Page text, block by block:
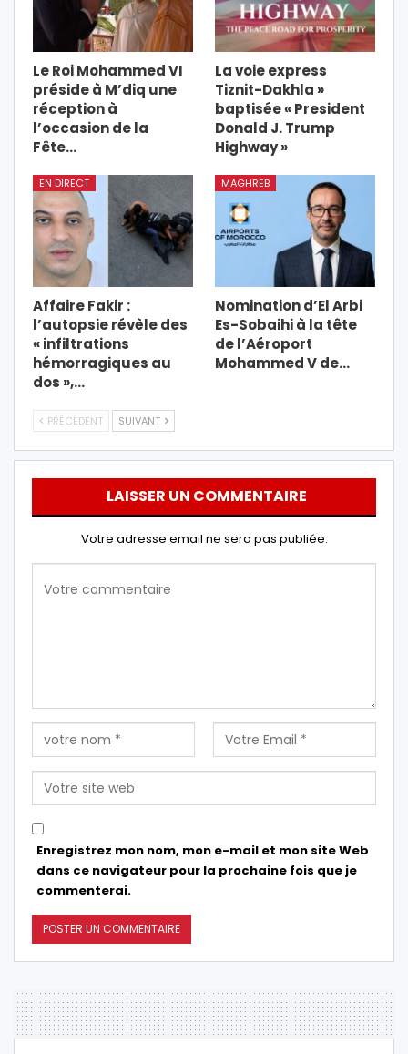
Le Roi Mohammed VI
préside à M’diq une
réception à
l’occasion de la
Fête…
La voie express
Tiznit-Dakhla »
baptisée « President
Donald J. Trump
Highway »
EN DIRECT
Affaire Fakir :
l’autopsie révèle des
« infiltrations
hémorragiques au
dos »,…
MAGHREB
Nomination d’El Arbi
Es-Sobaihi à la tête
de l’Aéroport
Mohammed V de…
PRÉCÉDENT SUIVANT
LAISSER UN COMMENTAIRE
Votre adresse email ne sera pas publiée.
Enregistrez mon nom, mon e-mail et mon site Web
dans ce navigateur pour la prochaine fois que je
commenterai.